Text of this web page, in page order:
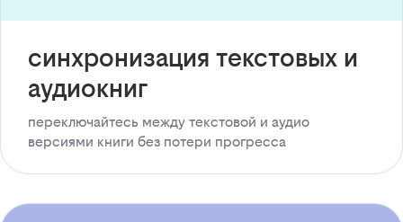
синхронизация текстовых и
аудиокниг
переключайтесь между текстовой и аудио
версиями книги без потери прогресса